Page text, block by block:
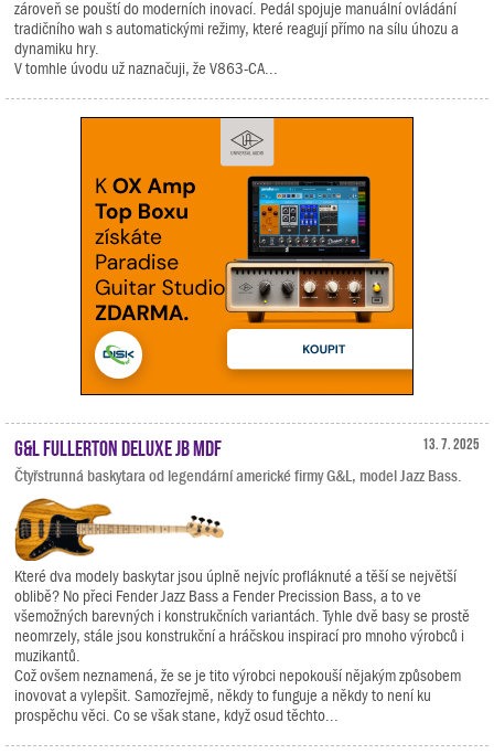
zároveň se pouští do moderních inovací. Pedál spojuje manuální ovládání
tradičního wah s automatickými režimy, které reagují přímo na sílu úhozu a
dynamiku hry.
V tomhle úvodu už naznačuji, že V863-CA...
13. 7. 2025
G&L Fullerton Deluxe JB MDF
Čtyřstrunná baskytara od legendární americké firmy G&L, model Jazz Bass.
Které dva modely baskytar jsou úplně nejvíc profláknuté a těší se největší
oblibě? No přeci Fender Jazz Bass a Fender Precission Bass, a to ve
všemožných barevných i konstrukčních variantách. Tyhle dvě basy se prostě
neomrzely, stále jsou konstrukční a hráčskou inspirací pro mnoho výrobců i
muzikantů.
Což ovšem neznamená, že se je tito výrobci nepokouší nějakým způsobem
inovovat a vylepšit. Samozřejmě, někdy to funguje a někdy to není ku
prospěchu věci. Co se však stane, když osud těchto...